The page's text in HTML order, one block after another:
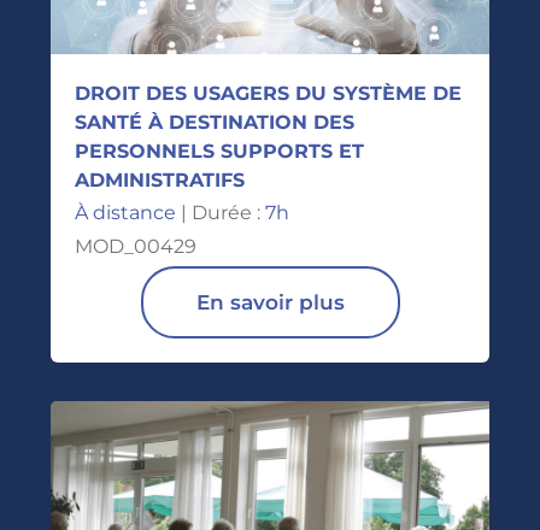
DROIT DES USAGERS DU SYSTÈME DE
SANTÉ À DESTINATION DES
PERSONNELS SUPPORTS ET
ADMINISTRATIFS
À distance | Durée : 7h
MOD_00429
En savoir plus